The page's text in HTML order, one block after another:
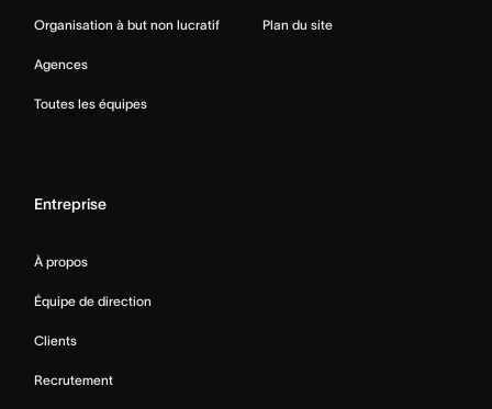
Organisation à but non lucratif
Agences
Toutes les équipes
Plan du site
Entreprise
À propos
Équipe de direction
Clients
Recrutement